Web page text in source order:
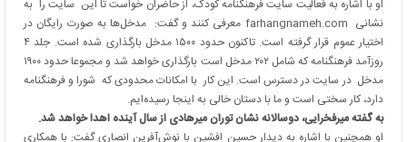
او با اشاره به فعالیت سایت فرهنگنامه کودک، از حاضران خواست تا این سایت را به
نشانی farhangnameh.com معرفی کنند و گفت: مدخل‌ها به صورت رایگان در
اختیار عموم قرار گرفته است. تاکنون حدود ۱۵۰۰ مدخل بارگذاری شده است. جلد ۴
روزآمد فرهنگنامه که شامل ۲۰۲ مدخل است بارگذاری خواهد شد و مجموعا حدود ۱۹۰۰
مدخل در سایت در دسترس است. این کار با امکانات محدودی که شورا و فرهنگنامه
دارد، کار سختی است و ما با دستان خالی به اینجا رسیده‌ایم.
به گفته میرفخرایی، دوسالانه نشان توران میرهادی از سال آینده اهدا خواهد شد.
او همچنین با اشاره به دیدار حسین افشین با نوش‌آفرین انصاری گفت: با همکاری